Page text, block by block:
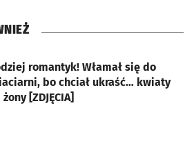
romantyk! Włamał się do
bo chciał ukraść… kwiaty
[ZDJĘCIA]